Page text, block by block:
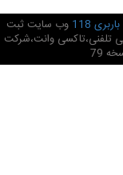
118
وب سایت ثبت
تلفنی،تاکسی وانت،شرکت
79